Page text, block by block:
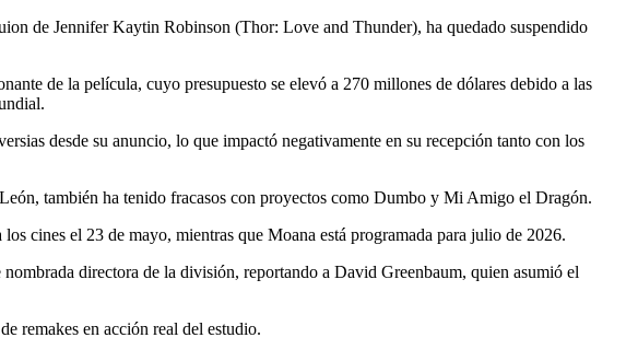
de Jennifer Kaytin Robinson (Thor: Love and Thunder), ha quedado suspendido
de la película, cuyo presupuesto se elevó a 270 millones de dólares debido a las
desde su anuncio, lo que impactó negativamente en su recepción tanto con los
también ha tenido fracasos con proyectos como Dumbo y Mi Amigo el Dragón.
cines el 23 de mayo, mientras que Moana está programada para julio de 2026.
directora de la división, reportando a David Greenbaum, quien asumió el
remakes en acción real del estudio.